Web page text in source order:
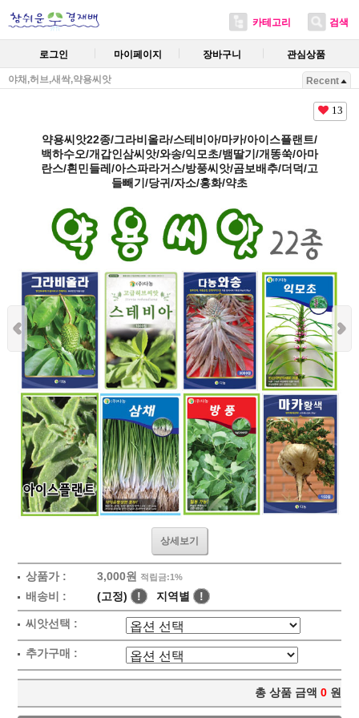
카테고리 검색
로그인 마이페이지 장바구니 관심상품
야채,허브,새싹,약용씨앗 Recent
13
약용씨앗22종/그라비올라/스테비아/마카/아이스플랜트/
백하수오/개갑인삼씨앗/와송/익모초/뱀딸기/개똥쑥/아마
란스/흰민들레/아스파라거스/방풍씨앗/곰보배추/더덕/고
들빼기/당귀/자소/홍화/약초
상세보기
상품가 : 3,000원 적립금:1%
배송비 : (고정) ! 지역별 !
씨앗선택 :
추가구매 :
총 상품 금액 0 원